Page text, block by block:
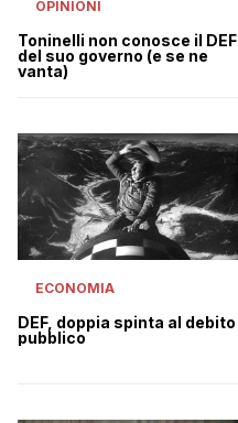
OPINIONI
Toninelli non conosce il DEF
del suo governo (e se ne
vanta)
ECONOMIA
DEF, doppia spinta al debito
pubblico